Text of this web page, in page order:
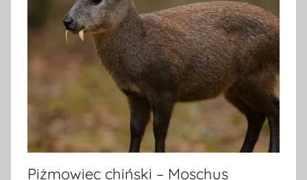
Piżmowiec chiński – Moschus